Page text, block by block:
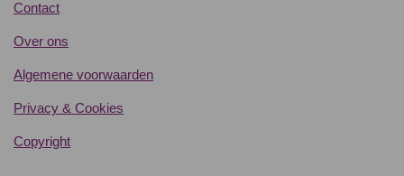
Contact
Over ons
Algemene voorwaarden
Privacy & Cookies
Copyright